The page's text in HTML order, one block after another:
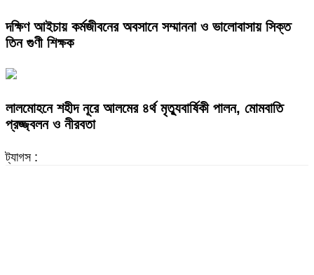
দক্ষিণ আইচায় কর্মজীবনের অবসানে সম্মাননা ও ভালোবাসায় সিক্ত
তিন গুণী শিক্ষক
লালমোহনে শহীদ নূরে আলমের ৪র্থ মৃত্যুবার্ষিকী পালন, মোমবাতি
প্রজ্জ্বলন ও নীরবতা
ট্যাগস :